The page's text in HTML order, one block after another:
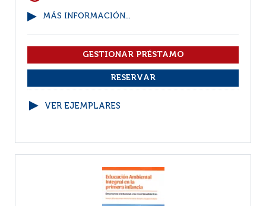
MÁS INFORMACIÓN...
VER EJEMPLARES